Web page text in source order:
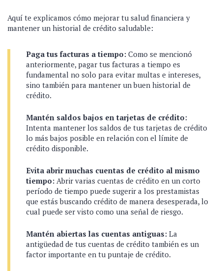
Aquí te explicamos cómo mejorar tu salud financiera y
mantener un historial de crédito saludable:
Paga tus facturas a tiempo: Como se mencionó
anteriormente, pagar tus facturas a tiempo es
fundamental no solo para evitar multas e intereses,
sino también para mantener un buen historial de
crédito.
Mantén saldos bajos en tarjetas de crédito:
Intenta mantener los saldos de tus tarjetas de crédito
lo más bajos posible en relación con el límite de
crédito disponible.
Evita abrir muchas cuentas de crédito al mismo
tiempo: Abrir varias cuentas de crédito en un corto
período de tiempo puede sugerir a los prestamistas
que estás buscando crédito de manera desesperada, lo
cual puede ser visto como una señal de riesgo.
Mantén abiertas las cuentas antiguas: La
antigüedad de tus cuentas de crédito también es un
factor importante en tu puntaje de crédito.